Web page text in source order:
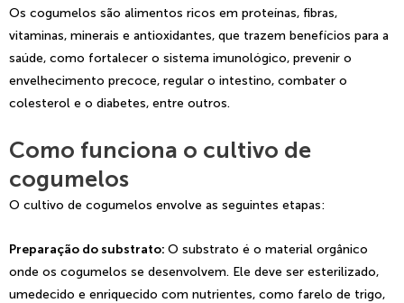
Os cogumelos são alimentos ricos em proteínas, fibras,
vitaminas, minerais e antioxidantes, que trazem benefícios para a
saúde, como fortalecer o sistema imunológico, prevenir o
envelhecimento precoce, regular o intestino, combater o
colesterol e o diabetes, entre outros.
Como funciona o cultivo de
cogumelos
O cultivo de cogumelos envolve as seguintes etapas:
Preparação do substrato: O substrato é o material orgânico
onde os cogumelos se desenvolvem. Ele deve ser esterilizado,
umedecido e enriquecido com nutrientes, como farelo de trigo,